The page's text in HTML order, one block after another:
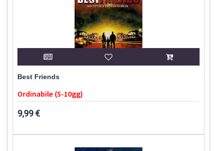
Best Friends
Ordinabile (5-10gg)
9,99 €